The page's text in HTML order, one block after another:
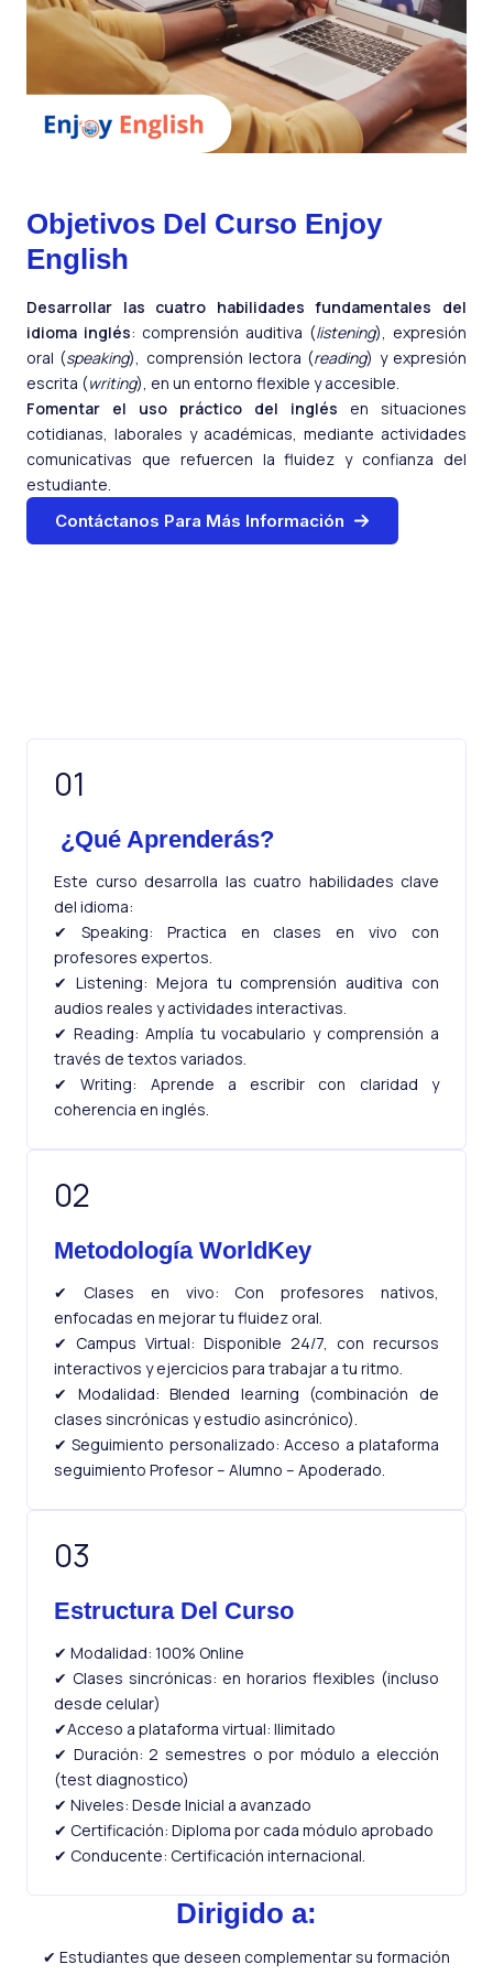
Objetivos Del Curso Enjoy
English
Desarrollar las cuatro habilidades fundamentales del
idioma inglés: comprensión auditiva (listening), expresión
oral (speaking), comprensión lectora (reading) y expresión
escrita (writing), en un entorno flexible y accesible.
Fomentar el uso práctico del inglés en situaciones
cotidianas, laborales y académicas, mediante actividades
comunicativas que refuercen la fluidez y confianza del
estudiante.
Contáctanos Para Más Información
01
¿Qué Aprenderás?
Este curso desarrolla las cuatro habilidades clave
del idioma:
✔ Speaking: Practica en clases en vivo con
profesores expertos.
✔ Listening: Mejora tu comprensión auditiva con
audios reales y actividades interactivas.
✔ Reading: Amplía tu vocabulario y comprensión a
través de textos variados.
✔ Writing: Aprende a escribir con claridad y
coherencia en inglés.
02
Metodología WorldKey
✔ Clases en vivo: Con profesores nativos,
enfocadas en mejorar tu fluidez oral.
✔ Campus Virtual: Disponible 24/7, con recursos
interactivos y ejercicios para trabajar a tu ritmo.
✔ Modalidad: Blended learning (combinación de
clases sincrónicas y estudio asincrónico).
✔ Seguimiento personalizado: Acceso a plataforma
seguimiento Profesor – Alumno – Apoderado.
03
Estructura Del Curso
✔ Modalidad: 100% Online
✔ Clases sincrónicas: en horarios flexibles (incluso
desde celular)
✔Acceso a plataforma virtual: Ilimitado
✔ Duración: 2 semestres o por módulo a elección
(test diagnostico)
✔ Niveles: Desde Inicial a avanzado
✔ Certificación: Diploma por cada módulo aprobado
✔ Conducente: Certificación internacional.
Dirigido a:
✔ Estudiantes que deseen complementar su formación